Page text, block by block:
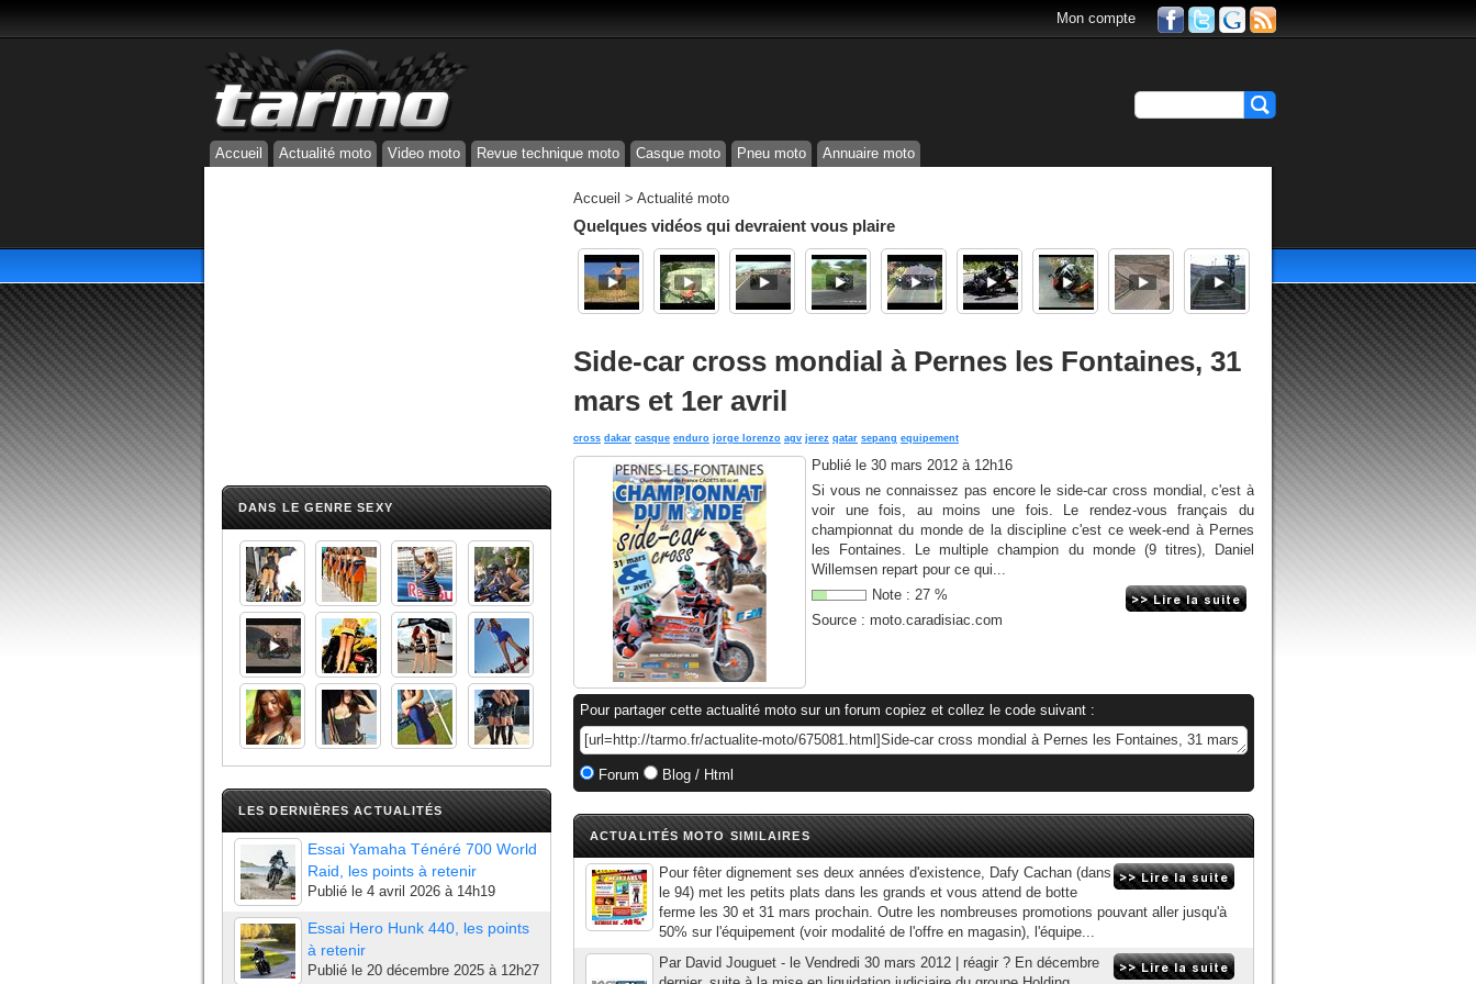
Mon compte
Accueil Actualité moto Video moto Revue technique moto Casque moto Pneu moto Annuaire moto
DANS LE GENRE SEXY
LES DERNIÈRES ACTUALITÉS
Essai Yamaha Ténéré 700 World
Raid, les points à retenir
Publié le 4 avril 2026 à 14h19
Essai Hero Hunk 440, les points
à retenir
Publié le 20 décembre 2025 à 12h27
Accueil > Actualité moto
Quelques vidéos qui devraient vous plaire
Side-car cross mondial à Pernes les Fontaines, 31
mars et 1er avril
cross dakar casque enduro jorge lorenzo agv jerez qatar sepang equipement
Publié le 30 mars 2012 à 12h16
Si vous ne connaissez pas encore le side-car cross mondial, c'est à
voir une fois, au moins une fois. Le rendez-vous français du
championnat du monde de la discipline c'est ce week-end à Pernes
les Fontaines. Le multiple champion du monde (9 titres), Daniel
Willemsen repart pour ce qui...
Note : 27 %
Source : moto.caradisiac.com
Pour partager cette actualité moto sur un forum copiez et collez le code suivant :
Forum Blog / Html
ACTUALITÉS MOTO SIMILAIRES
Pour fêter dignement ses deux années d'existence, Dafy Cachan (dans
le 94) met les petits plats dans les grands et vous attend de botte
ferme les 30 et 31 mars prochain. Outre les nombreuses promotions pouvant aller jusqu'à
50% sur l'équipement (voir modalité de l'offre en magasin), l'équipe...
Par David Jouguet - le Vendredi 30 mars 2012 | réagir ? En décembre